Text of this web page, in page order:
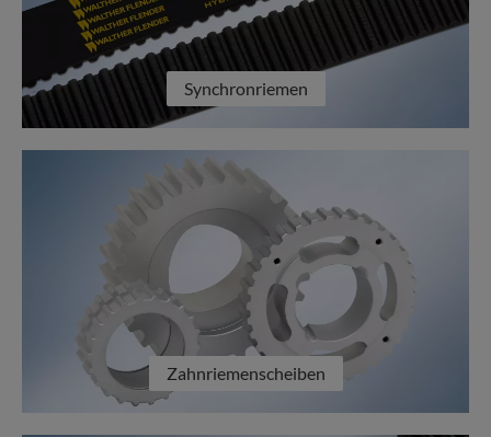
Synchronriemen
Zahnriemenscheiben